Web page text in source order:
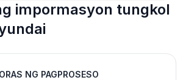
impormasyon tungkol
NG PAGPROSESO